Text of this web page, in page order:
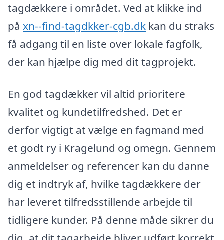
tagdækkere i området. Ved at klikke ind
på xn--find-tagdkker-cgb.dk kan du straks
få adgang til en liste over lokale fagfolk,
der kan hjælpe dig med dit tagprojekt.
En god tagdækker vil altid prioritere
kvalitet og kundetilfredshed. Det er
derfor vigtigt at vælge en fagmand med
et godt ry i Kragelund og omegn. Gennem
anmeldelser og referencer kan du danne
dig et indtryk af, hvilke tagdækkere der
har leveret tilfredsstillende arbejde til
tidligere kunder. På denne måde sikrer du